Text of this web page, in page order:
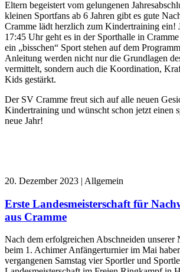
Eltern begeistert vom gelungenen
kleinen Sportfans ab 6 Jahren gibt es gute
Cramme lädt herzlich zum Kindertraining ein!
17:45 Uhr geht es in der Sporthalle in
ein „bisschen“ Sport stehen auf dem
Anleitung werden nicht nur die Grundlagen
vermittelt, sondern auch die Koordination,
Kids gestärkt.
Der SV Cramme freut sich auf alle neuen
Kindertraining und wünscht schon jetzt einen
neue Jahr!
20. Dezember 2023 | Allgemein
Erste Landesmeisterschaft für
aus Cramme
Nach dem erfolgreichen Abschneiden unserer
beim 1. Achimer Anfängerturnier im Mai
vergangenen Samstag vier Sportler und